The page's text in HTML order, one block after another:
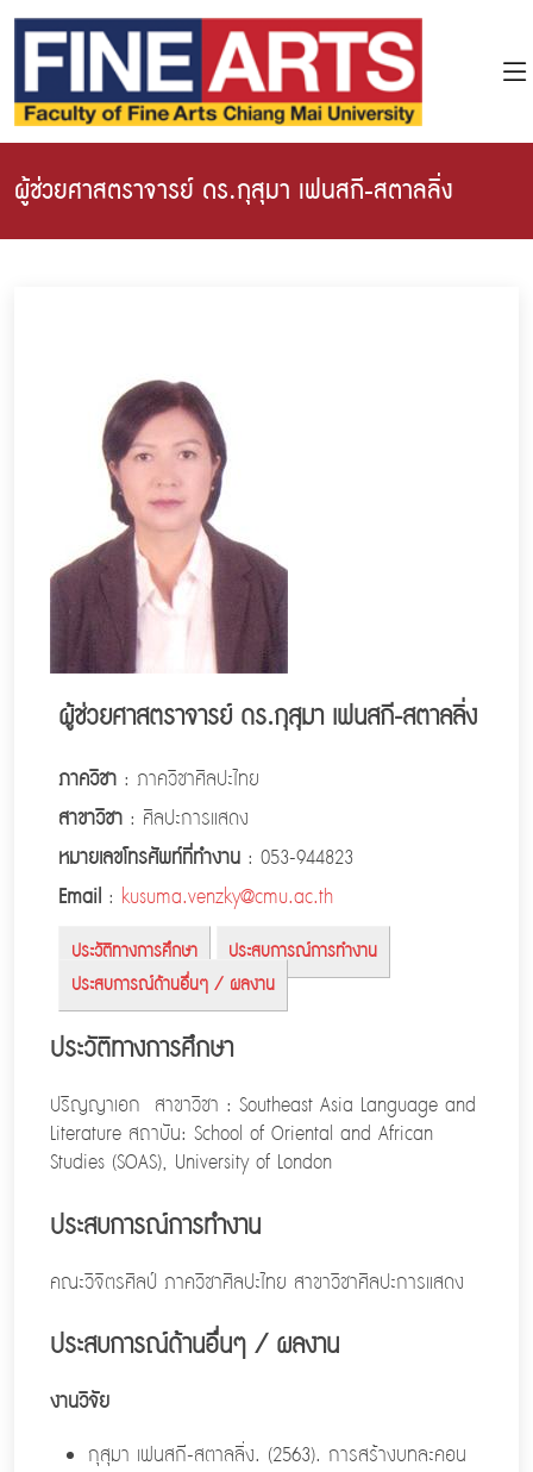
ผู้ช่วยศาสตราจารย์ ดร.กุสุมา เฟนสกี-สตาลลิ่ง
ผู้ช่วยศาสตราจารย์ ดร.กุสุมา เฟนสกี-สตาลลิ่ง
ภาควิชา : ภาควิชาศิลปะไทย
สาขาวิชา : ศิลปะการแสดง
หมายเลขโทรศัพท์ที่ทำงาน : 053-944823
Email : kusuma.venzky@cmu.ac.th
ประวัติทางการศึกษา
ประสบการณ์การทำงาน
ประสบการณ์ด้านอื่นๆ / ผลงาน
ประวัติทางการศึกษา
ปริญญาเอก สาขาวิชา : Southeast Asia Language and
Literature สถาบัน: School of Oriental and African
Studies (SOAS), University of London
ประสบการณ์การทำงาน
คณะวิจิตรศิลป์ ภาควิชาศิลปะไทย สาขาวิชาศิลปะการแสดง
ประสบการณ์ด้านอื่นๆ / ผลงาน
งานวิจัย
กุสุมา เฟนสกี-สตาลลิ่ง. (2563). การสร้างบทละคอน